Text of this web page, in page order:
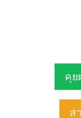
คุย
ส